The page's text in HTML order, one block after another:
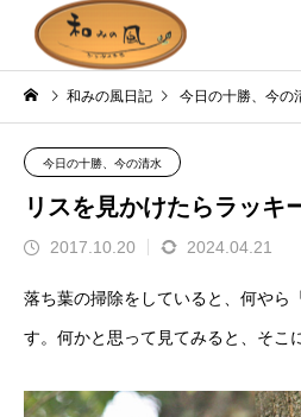
和みの風日記 今日の十勝、今の
今日の十勝、今の清水
リスを見かけたらラッキ
2017.10.20 2024.04.21
落ち葉の掃除をしていると、何やら
す。何かと思って見てみると、そこ